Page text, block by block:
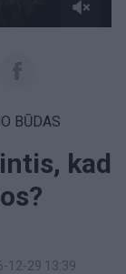
BŪDAS
kad
12-29 13:39